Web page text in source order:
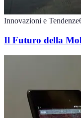
Innovazioni e Tendenze
Il Futuro della